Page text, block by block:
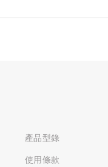
產品型錄
使用條款